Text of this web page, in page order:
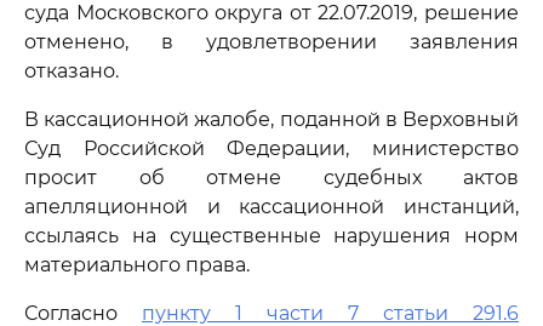
суда Московского округа от 22.07.2019, решение
отменено, в удовлетворении заявления
отказано.
В кассационной жалобе, поданной в Верховный
Суд Российской Федерации, министерство
просит об отмене судебных актов
апелляционной и кассационной инстанций,
ссылаясь на существенные нарушения норм
материального права.
Согласно пункту 1 части 7 статьи 291.6